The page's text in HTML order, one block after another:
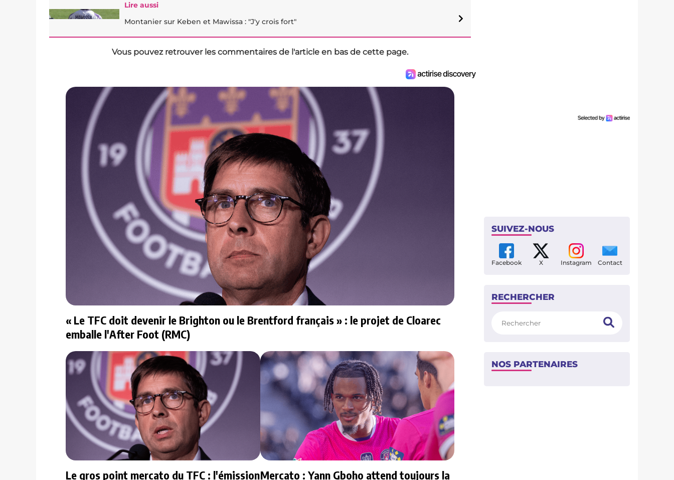
Lire aussi
Montanier sur Keben et Mawissa : "J'y crois fort"
Vous pouvez retrouver les commentaires de l'article en bas de cette page.
« Le TFC doit devenir le Brighton ou le Brentford français » : le projet de Cloarec
emballe l'After Foot (RMC)
Le gros point mercato du TFC : l'émissionMercato : Yann Gboho attend toujours la
SUIVEZ-NOUS
Facebook X Instagram Contact
RECHERCHER
NOS PARTENAIRES